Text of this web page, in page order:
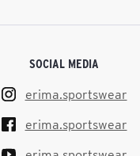
SOCIAL MEDIA
erima.sportswear
erima.sportswear